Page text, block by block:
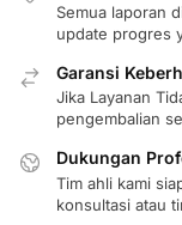
Semua laporan
update progres
Garansi
Jika Layanan
pengembalian
Dukungan
Tim ahli kami
konsultasi atau